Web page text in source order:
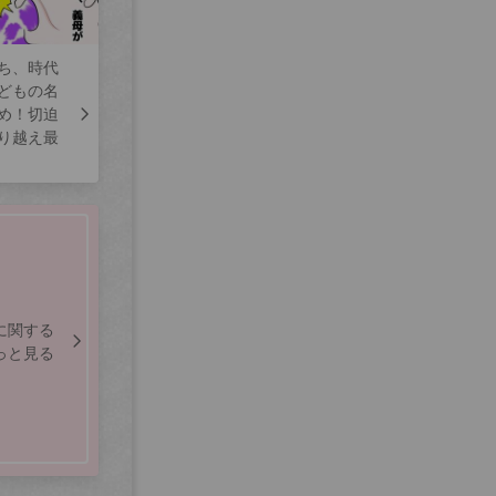
、時代
もの名
！切迫
越え最
関する
と見る